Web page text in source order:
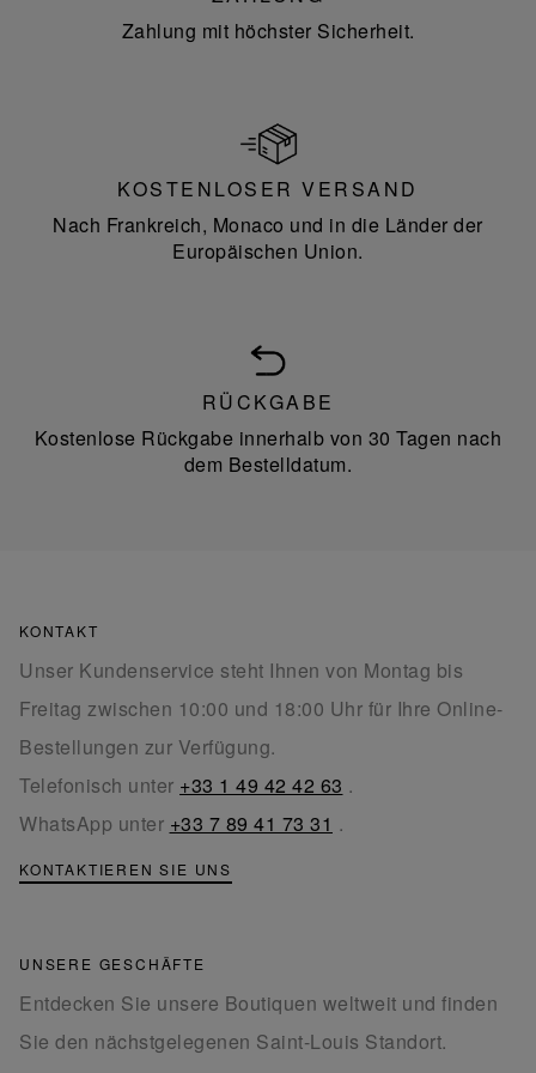
Zahlung mit höchster Sicherheit.
KOSTENLOSER VERSAND
Nach Frankreich, Monaco und in die Länder der
Europäischen Union.
RÜCKGABE
Kostenlose Rückgabe innerhalb von 30 Tagen nach
dem Bestelldatum.
KONTAKT
Unser Kundenservice steht Ihnen von Montag bis
Freitag zwischen 10:00 und 18:00 Uhr für Ihre Online-
Bestellungen zur Verfügung.
Telefonisch unter +33 1 49 42 42 63 .
WhatsApp unter +33 7 89 41 73 31 .
KONTAKTIEREN SIE UNS
UNSERE GESCHÄFTE
Entdecken Sie unsere Boutiquen weltweit und finden
Sie den nächstgelegenen Saint-Louis Standort.